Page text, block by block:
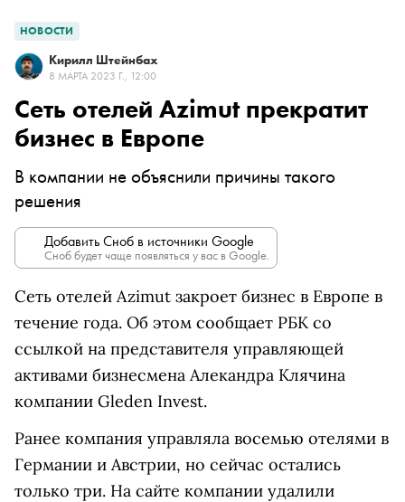
НОВОСТИ
Кирилл Штейнбах
8 МАРТА 2023 Г., 12:00
Сеть отелей Azimut прекратит
бизнес в Европе
В компании не объяснили причины такого
решения
Добавить Сноб в источники Google
Сноб будет чаще появляться у вас в Google.
Сеть отелей Azimut закроет бизнес в Европе в
течение года. Об этом сообщает РБК со
ссылкой на представителя управляющей
активами бизнесмена Алекандра Клячина
компании Gleden Invest.
Ранее компания управляла восемью отелями в
Германии и Австрии, но сейчас остались
только три. На сайте компании удалили